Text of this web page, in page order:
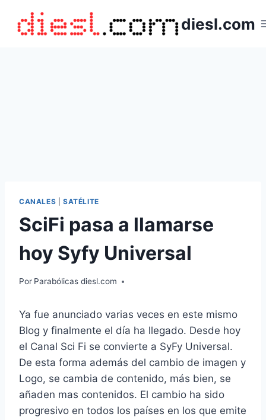
contenido
diesl.com
CANALES SATÉLITE
SciFi pasa a llamarse
hoy Syfy Universal
Por Parabólicas diesl.com
Ya fue anunciado varias veces en este mismo
Blog y finalmente el día ha llegado. Desde hoy
el Canal Sci Fi se convierte a SyFy Universal.
De esta forma además del cambio de imagen y
Logo, se cambia de contenido, más bien, se
añaden mas contenidos. El cambio ha sido
progresivo en todos los países en los que emite